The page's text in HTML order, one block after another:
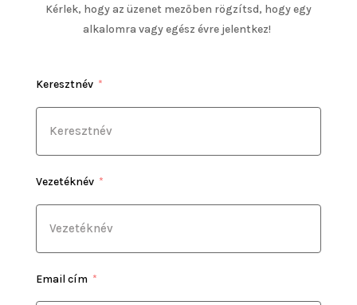
Kérlek, hogy az üzenet mezőben rögzítsd, hogy egy
alkalomra vagy egész évre jelentkez!
Keresztnév
Vezetéknév
Email cím